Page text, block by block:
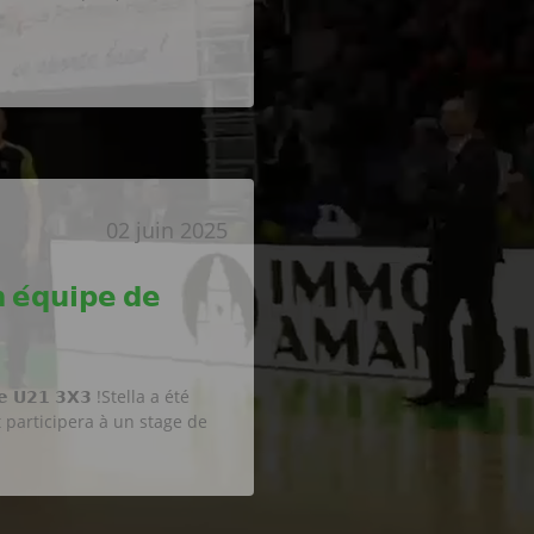
02 juin 2025
𝗲́𝗾𝘂𝗶𝗽𝗲 𝗱𝗲
𝗨𝟮𝟭 𝟯𝗫𝟯 !Stella a été
à un stage de